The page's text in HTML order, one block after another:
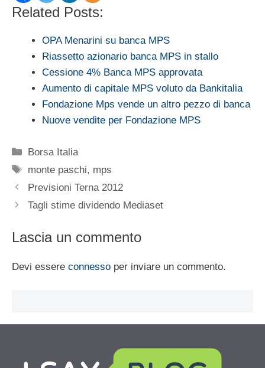
Related Posts:
OPA Menarini su banca MPS
Riassetto azionario banca MPS in stallo
Cessione 4% Banca MPS approvata
Aumento di capitale MPS voluto da Bankitalia
Fondazione Mps vende un altro pezzo di banca
Nuove vendite per Fondazione MPS
Categorie
Borsa Italia
Tag
monte paschi, mps
Previsioni Terna 2012
Tagli stime dividendo Mediaset
Lascia un commento
Devi essere connesso per inviare un commento.